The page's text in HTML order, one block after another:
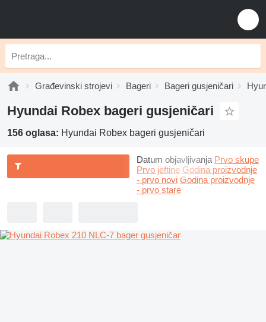
Građevinski strojevi Bageri Bageri gusjeničari
Hyundai Robex bageri gusjeničari
156 oglasa: Hyundai Robex bageri gusjeničari
Datum objavljivanja Prvo skupe
Prvo jeftine Godina proizvodnje
- prvo novi Godina proizvodnje
- prvo stare